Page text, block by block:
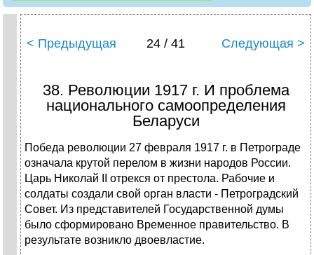
< Предыдущая 24 / 41 Следующая >
38. Революции 1917 г. И проблема
национального самоопределения
Беларуси
Победа революции 27 февраля 1917 г. в Петрограде
означала крутой пе­релом в жизни народов России.
Царь Николай II отрекся от престола. Рабочие и
солдаты создали свой орган власти - Петроградский
Совет. Из представите­лей Государственной думы
было сформировано Временное правительство. В
результате возникло двоевластие.